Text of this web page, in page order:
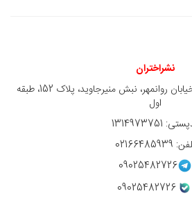
نشراختران
آدرس: خیابان کارگر جنوبی، خیابان روانمهر، نبش منیرجاوید، پلاک 152، طبقه
اول
1314973751
09025482726
09025482726